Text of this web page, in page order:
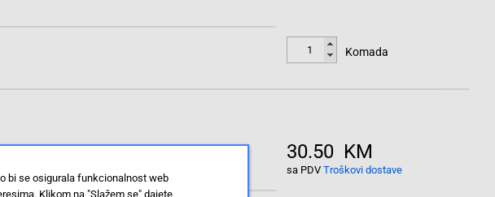
Komada
30.50 KM
sa PDV Troškovi dostave
bi se osigurala funkcionalnost web
Klikom na "Slažem se" dajete